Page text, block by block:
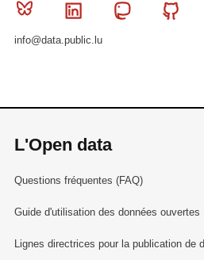
Bluesky Linkedin Mastodon
info@data.public.lu
L'Open data
Questions fréquentes (FAQ)
Guide d'utilisation des données ouvertes
Lignes directrices pour la publication de